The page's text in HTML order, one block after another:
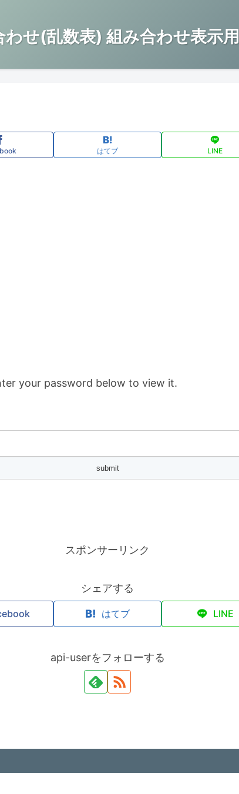
せ(乱数表) 組み合わせ表示
はてブ LINE
your password below to view it.
スポンサーリンク
シェアする
はてブ LINE
api-userをフォローする